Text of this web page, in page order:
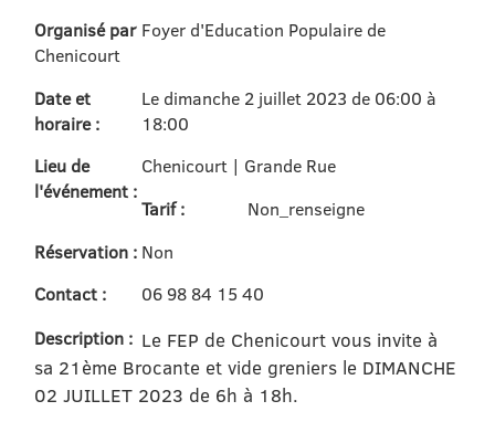
Organisé par Foyer d'Education Populaire de
Chenicourt
Date et
horaire :
Le dimanche 2 juillet 2023 de 06:00 à
18:00
Lieu de
l'événement :
Chenicourt | Grande Rue
Tarif :
Non_renseigne
Réservation : Non
Contact :
06 98 84 15 40
Description : Le FEP de Chenicourt vous invite à
sa 21ème Brocante et vide greniers le DIMANCHE
02 JUILLET 2023 de 6h à 18h.